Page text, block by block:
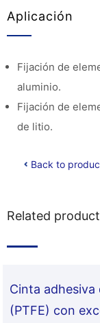
Aplicación
Fijación de
aluminio.
Fijación de
de litio.
Back to
Related
Cinta
(PTFE) con